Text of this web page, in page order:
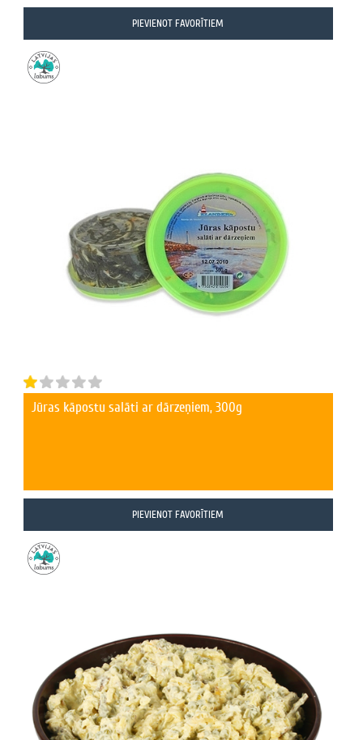
PIEVIENOT FAVORĪTIEM
Jūras kāpostu salāti ar dārzeņiem, 300g
PIEVIENOT FAVORĪTIEM